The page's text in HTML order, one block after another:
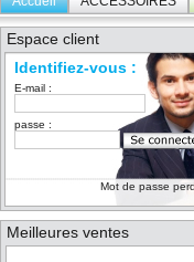
Espace client
Identifiez-vous :
E-mail :
passe :
Mot de passe
Meilleures ventes